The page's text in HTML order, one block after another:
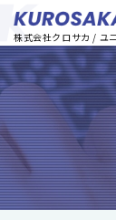
株式会社クロサカ / ユ